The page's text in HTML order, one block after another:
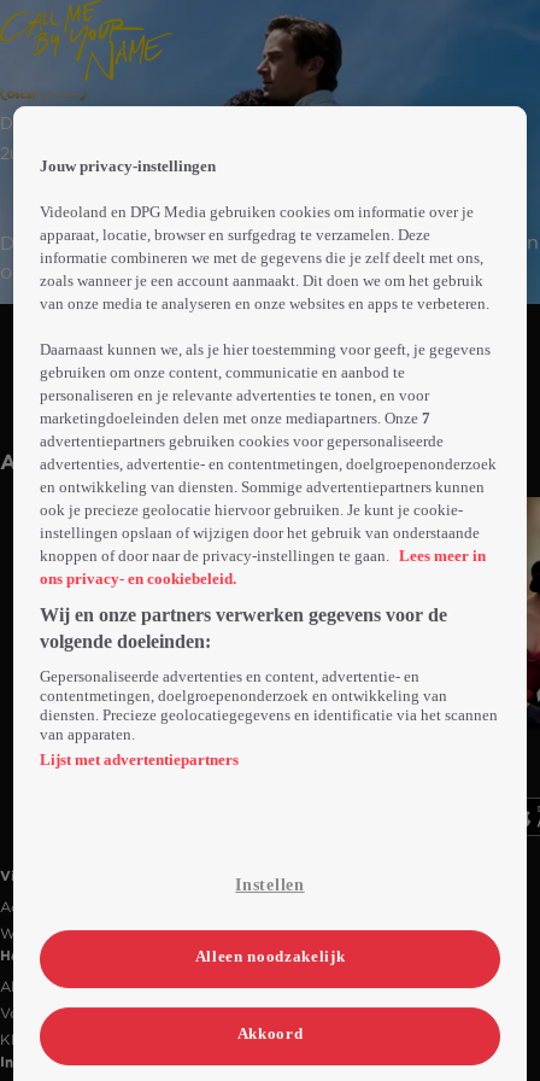
Drama
2uur06min
De 17-jarige Elio brengt de zomer van 1983 door met zijn
ouders in Noord-Italië. De 24-jarige Amerikaan Oliver
komt op bezoek om samen te werken met Elio's vader,
door met Oliver en wordt tot zijn eigen verbazing
verliefd op hem.
Abonneren op Videoland
Meer
info
Anderen kijken ook
Ga
naar
Videoland
Actiecode
Werken bij RTL
Handige links
Alle films & series
Veelgestelde vragen
Klantenservice
Informatie
Jouw privacy-instellingen
Videoland en DPG Media gebruiken cookies om informatie over je
apparaat, locatie, browser en surfgedrag te verzamelen. Deze
informatie combineren we met de gegevens die je zelf deelt met ons,
zoals wanneer je een account aanmaakt. Dit doen we om het gebruik
van onze media te analyseren en onze websites en apps te verbeteren.
Daarnaast kunnen we, als je hier toestemming voor geeft, je gegevens
gebruiken om onze content, communicatie en aanbod te
personaliseren en je relevante advertenties te tonen, en voor
marketingdoeleinden delen met onze mediapartners. Onze7
advertentiepartners gebruiken cookies voor gepersonaliseerde
advertenties, advertentie- en contentmetingen, doelgroepenonderzoek
en ontwikkeling van diensten. Sommige advertentiepartners kunnen
ook je precieze geolocatie hiervoor gebruiken. Je kunt je cookie-
instellingen opslaan of wijzigen door het gebruik van onderstaande
knoppen of door naar de privacy-instellingen te gaan.
Lees meer in
ons privacy- en cookiebeleid.
Wij en onze partners verwerken gegevens voor de
volgende doeleinden:
Gepersonaliseerde advertenties en content, advertentie- en
contentmetingen, doelgroepenonderzoek en ontwikkeling van
diensten. Precieze geolocatiegegevens en identificatie via het scannen
van apparaten.
Lijst met advertentiepartners
Instellen
Alleen noodzakelijk
Akkoord